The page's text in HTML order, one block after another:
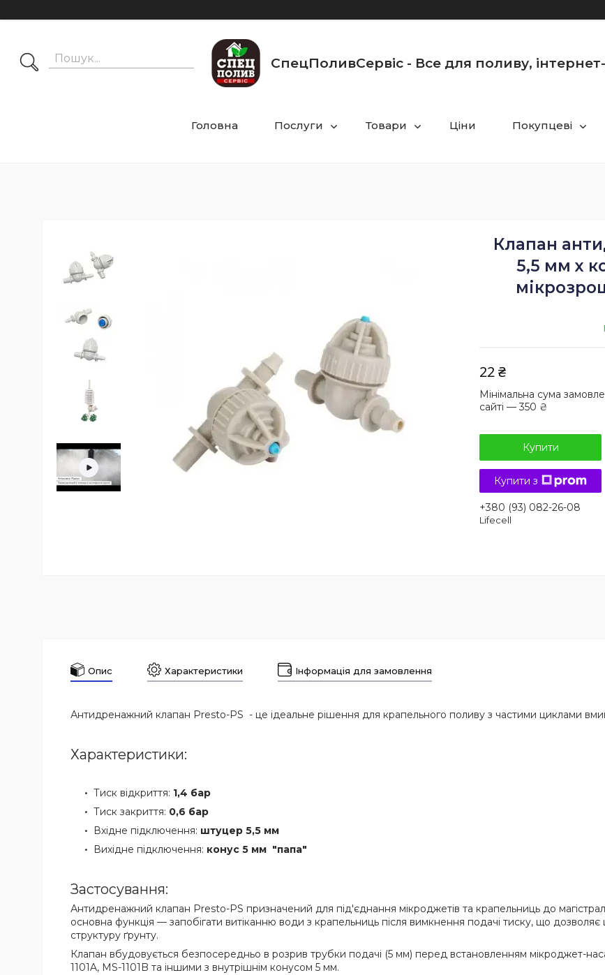
СпецПоливСервіс - Все для поливу,
Головна Послуги Товари Ціни Покупцеві
Клапан
5,5 мм х
22 ₴
Мінімальна сума
сайті — 350 ₴
Купити
Купити з
+380 (93) 082-26-08
Lifecell
Опис Характеристики Інформація для замовлення
Антидренажний клапан Presto-PS - це ідеальне рішення для крапельного поливу з частими циклами
Характеристики:
Тиск відкриття: 1,4 бар
Тиск закриття: 0,6 бар
Вхідне підключення: штуцер 5,5 мм
Вихідне підключення: конус 5 мм "папа"
Застосування:
Антидренажний клапан Presto-PS призначений для під'єднання мікроджетів та крапельниць до
основна функція — запобігати витіканню води з крапельниць після вимкнення подачі тиску, що
структуру ґрунту.
Клапан вбудовується безпосередньо в розрив трубки подачі (5 мм) перед встановленням мікроджет-
1101A, MS-1101B та іншими з внутрішнім конусом 5 мм.